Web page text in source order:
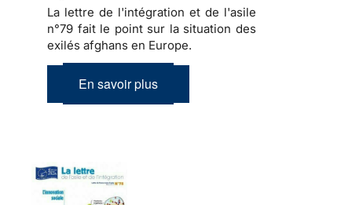
La lettre de l'intégration et de l'asile
n°79 fait le point sur la situation des
exilés afghans en Europe.
En savoir plus